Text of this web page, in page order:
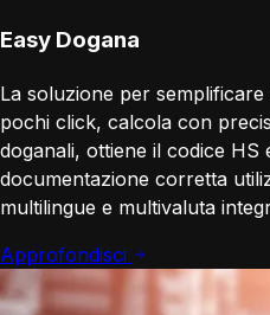
Easy Dogana
La soluzione per
pochi click, calcola con
doganali, ottiene il codice HS
documentazione corretta
multilingue e multivaluta
Approfondisci